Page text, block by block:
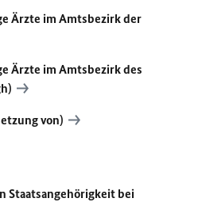
Ärzte im Amtsbezirk der
Ärzte im Amtsbezirk des
von)
Staatsangehörigkeit bei